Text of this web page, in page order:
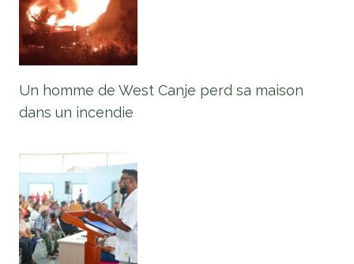
Un homme de West Canje perd sa maison
dans un incendie